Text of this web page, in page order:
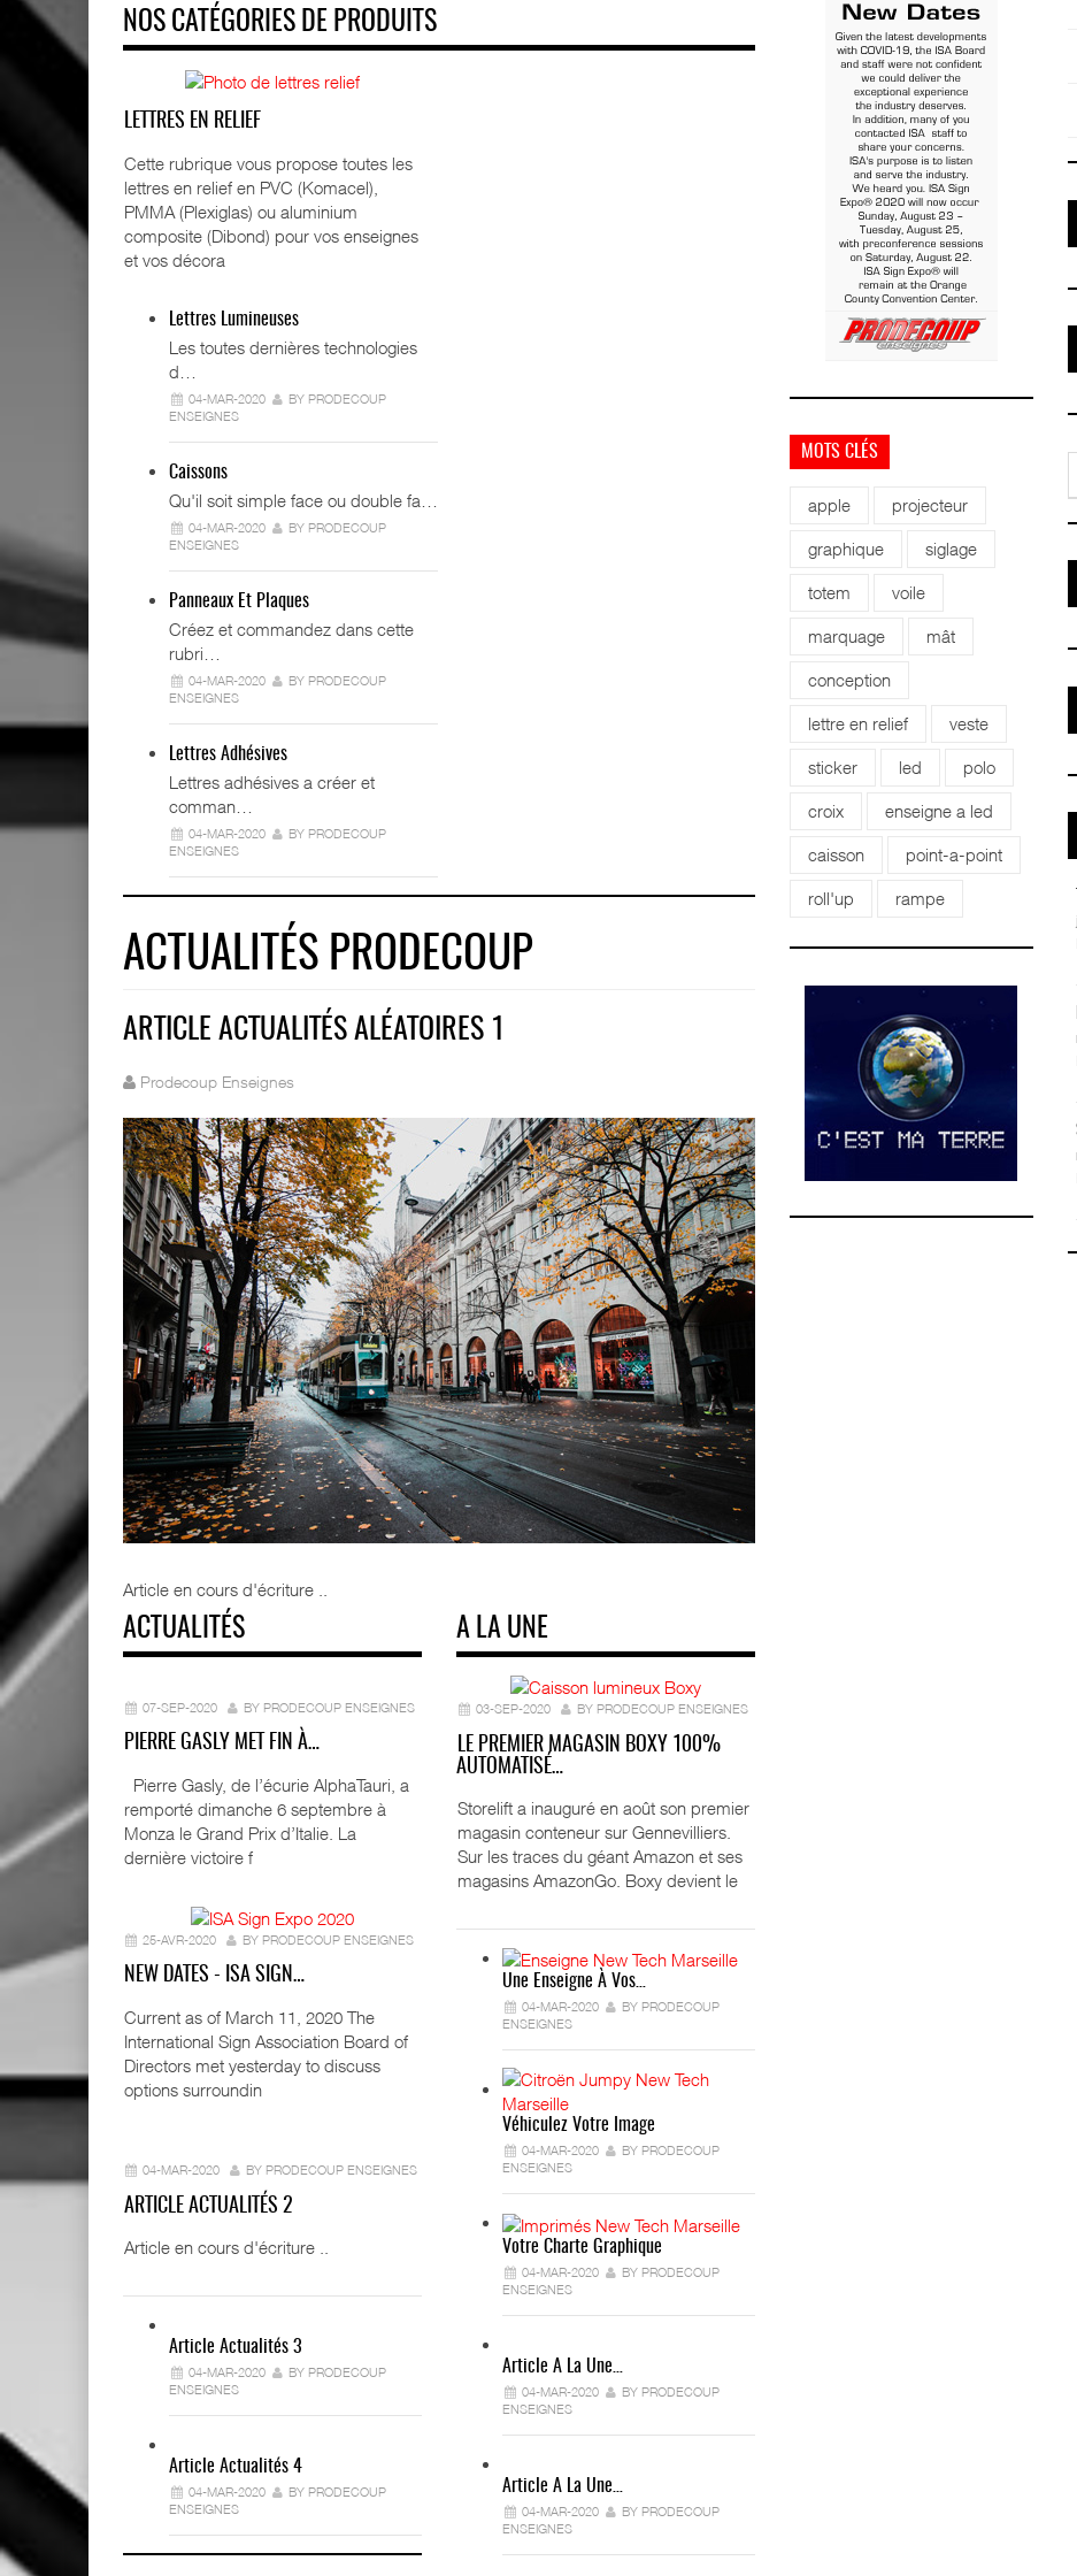
NOS CATÉGORIES DE PRODUITS
LETTRES EN RELIEF
Cette rubrique vous propose toutes les
lettres en relief en PVC (Komacel),
PMMA (Plexiglas) ou aluminium
composite (Dibond) pour vos enseignes
et vos décora
Lettres Lumineuses
Les toutes dernières technologies
d…
04-MAR-2020
BY PRODECOUP
ENSEIGNES
Caissons
Qu'il soit simple face ou double fa…
04-MAR-2020
BY PRODECOUP
ENSEIGNES
Panneaux Et Plaques
Créez et commandez dans cette
rubri…
04-MAR-2020
BY PRODECOUP
ENSEIGNES
Lettres Adhésives
Lettres adhésives a créer et
comman…
04-MAR-2020
BY PRODECOUP
ENSEIGNES
ACTUALITÉS PRODECOUP
ARTICLE ACTUALITÉS ALÉATOIRES 1
Prodecoup Enseignes
Article en cours d'écriture ..
ACTUALITÉS
07-SEP-2020 BY PRODECOUP ENSEIGNES
PIERRE GASLY MET FIN À…
Pierre Gasly, de l’écurie AlphaTauri, a
remporté dimanche 6 septembre à
Monza le Grand Prix d’Italie. La
dernière victoire f
25-AVR-2020 BY PRODECOUP ENSEIGNES
NEW DATES - ISA SIGN…
Current as of March 11, 2020 The
International Sign Association Board of
Directors met yesterday to discuss
options surroundin
04-MAR-2020 BY PRODECOUP ENSEIGNES
ARTICLE ACTUALITÉS 2
Article en cours d'écriture ..
Article Actualités 3
04-MAR-2020
BY PRODECOUP
ENSEIGNES
Article Actualités 4
04-MAR-2020
BY PRODECOUP
ENSEIGNES
A LA UNE
03-SEP-2020 BY PRODECOUP ENSEIGNES
LE PREMIER MAGASIN BOXY 100%
AUTOMATISÉ…
Storelift a inauguré en août son premier
magasin conteneur sur Gennevilliers.
Sur les traces du géant Amazon et ses
magasins AmazonGo. Boxy devient le
Une Enseigne À Vos…
04-MAR-2020
BY PRODECOUP
ENSEIGNES
Véhiculez Votre Image
04-MAR-2020
BY PRODECOUP
ENSEIGNES
Votre Charte Graphique
04-MAR-2020
BY PRODECOUP
ENSEIGNES
Article A La Une…
04-MAR-2020
BY PRODECOUP
ENSEIGNES
Article A La Une…
04-MAR-2020
BY PRODECOUP
ENSEIGNES
MOTS CLÉS
apple projecteur
graphique siglage
totem voile
marquage mât
conception
lettre en relief veste
sticker led polo
croix enseigne a led
caisson point-a-point
roll'up rampe